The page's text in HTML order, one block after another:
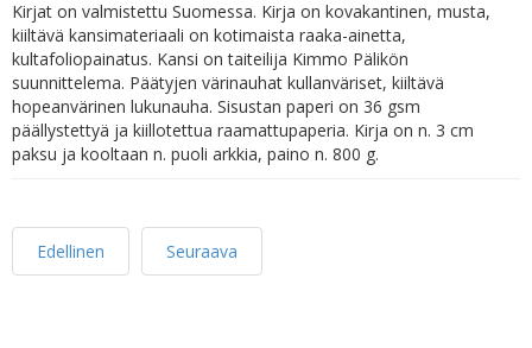
Kirjat on valmistettu Suomessa. Kirja on kovakantinen, musta,
kiiltävä kansimateriaali on kotimaista raaka-ainetta,
kultafoliopainatus. Kansi on taiteilija Kimmo Pälikön
suunnittelema. Päätyjen värinauhat kullanväriset, kiiltävä
hopeanvärinen lukunauha. Sisustan paperi on 36 gsm
päällystettyä ja kiillotettua raamattupaperia. Kirja on n. 3 cm
paksu ja kooltaan n. puoli arkkia, paino n. 800 g.
Edellinen Seuraava